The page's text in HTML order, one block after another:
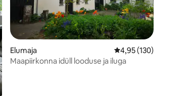
Elumaja Keskmine hinnang
4,95 (130)
Maapiirkonna idüll looduse ja iluga